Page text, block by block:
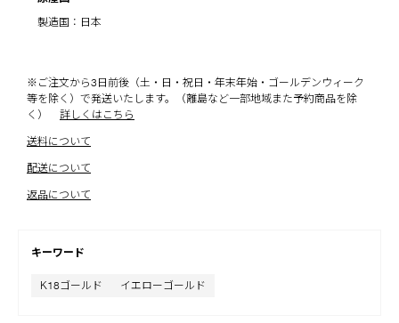
製造国：日本
※ご注文から3日前後（土・日・祝日・年末年始・ゴールデンウィーク
等を除く）で発送いたします。（離島など一部地域また予約商品を除
く）
詳しくはこちら
送料について
配送について
返品について
キーワード
K18ゴールド イエローゴールド